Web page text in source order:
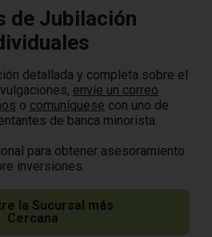
de Jubilación
detallada y completa sobre el
envíe un correo
o comuníquese con uno de
de banca minorista.
para obtener asesoramiento
inversiones.
la Sucursal más
Cercana